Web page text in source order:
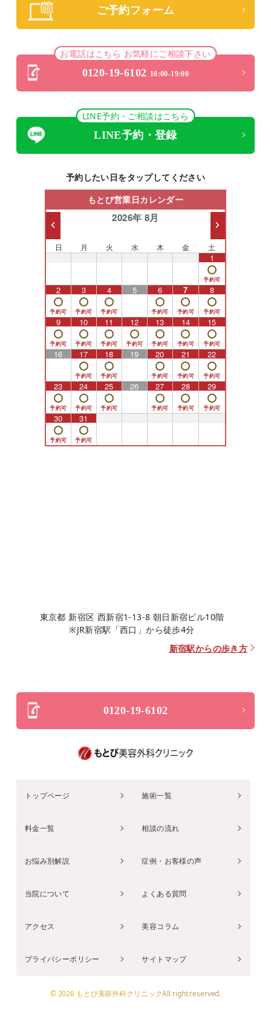
ご予約フォーム
お電話はこちら お気軽にご相談下さい
0120-19-6102 10:00-19:00
LINE予約・ご相談はこちら
LINE予約・登録
予約したい日をタップしてください
もとび営業日カレンダー
2026年 8月
日 月 火 水 木 金 土
1
2 3 4 5 6 7 8
9 10 11 12 13 14 15
16 17 18 19 20 21 22
23 24 25 26 27 28 29
30 31
東京都 新宿区 西新宿1-13-8 朝日新宿ビル10階
※JR新宿駅「西口」から徒歩4分
新宿駅からの歩き方
0120-19-6102
トップページ 施術一覧
料金一覧 相談の流れ
お悩み別解説 症例・お客様の声
当院について よくある質問
アクセス 美容コラム
プライバシーポリシー サイトマップ
© 2026 もとび美容外科クリニックAll right reserved.